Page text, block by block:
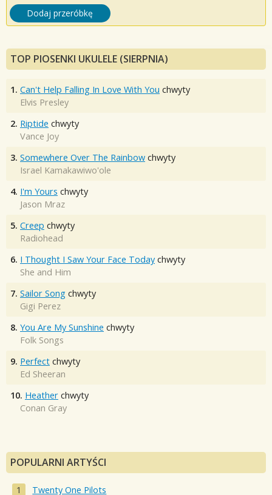
Dodaj przeróbkę
TOP PIOSENKI UKULELE (SIERPNIA)
1. Can't Help Falling In Love With You chwyty
Elvis Presley
2. Riptide chwyty
Vance Joy
3. Somewhere Over The Rainbow chwyty
Israel Kamakawiwo'ole
4. I'm Yours chwyty
Jason Mraz
5. Creep chwyty
Radiohead
6. I Thought I Saw Your Face Today chwyty
She and Him
7. Sailor Song chwyty
Gigi Perez
8. You Are My Sunshine chwyty
Folk Songs
9. Perfect chwyty
Ed Sheeran
10. Heather chwyty
Conan Gray
POPULARNI ARTYŚCI
Twenty One Pilots